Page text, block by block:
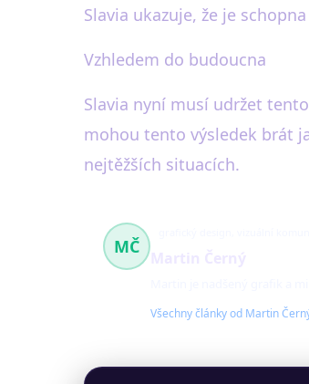
Slavia ukazuje, že je
Vzhledem do budoucna
Slavia nyní musí udržet
mohou tento výsledek brát
nejtěžších situacích.
MČ
Všechny články od Martin